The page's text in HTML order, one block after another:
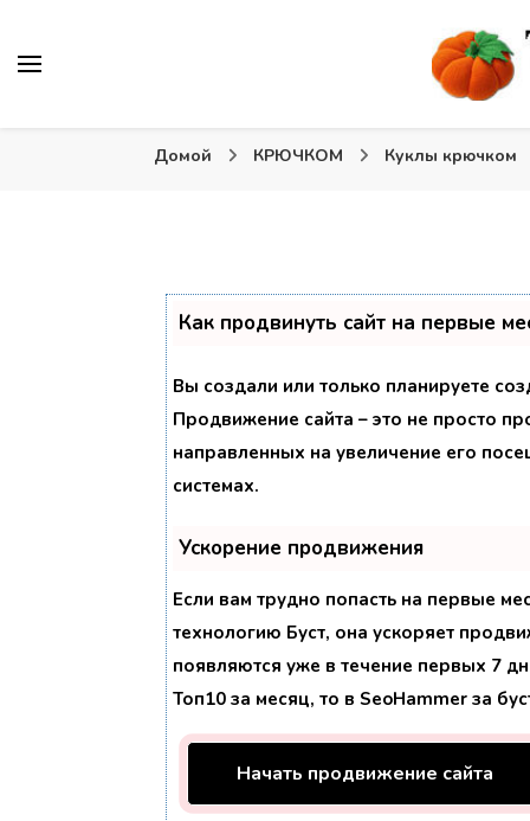
Тыква: Вяжем игрушки
Домой КРЮЧКОМ Куклы крючком
Как продвинуть сайт на первые
Вы создали или только планируете
Продвижение сайта – это не просто
направленных на увеличение его
системах.
Ускорение продвижения
Если вам трудно попасть на первые
технологию Буст, она ускоряет
появляются уже в течение первых 7
Топ10 за месяц, то в SeoHammer за
Начать продвижение сайта